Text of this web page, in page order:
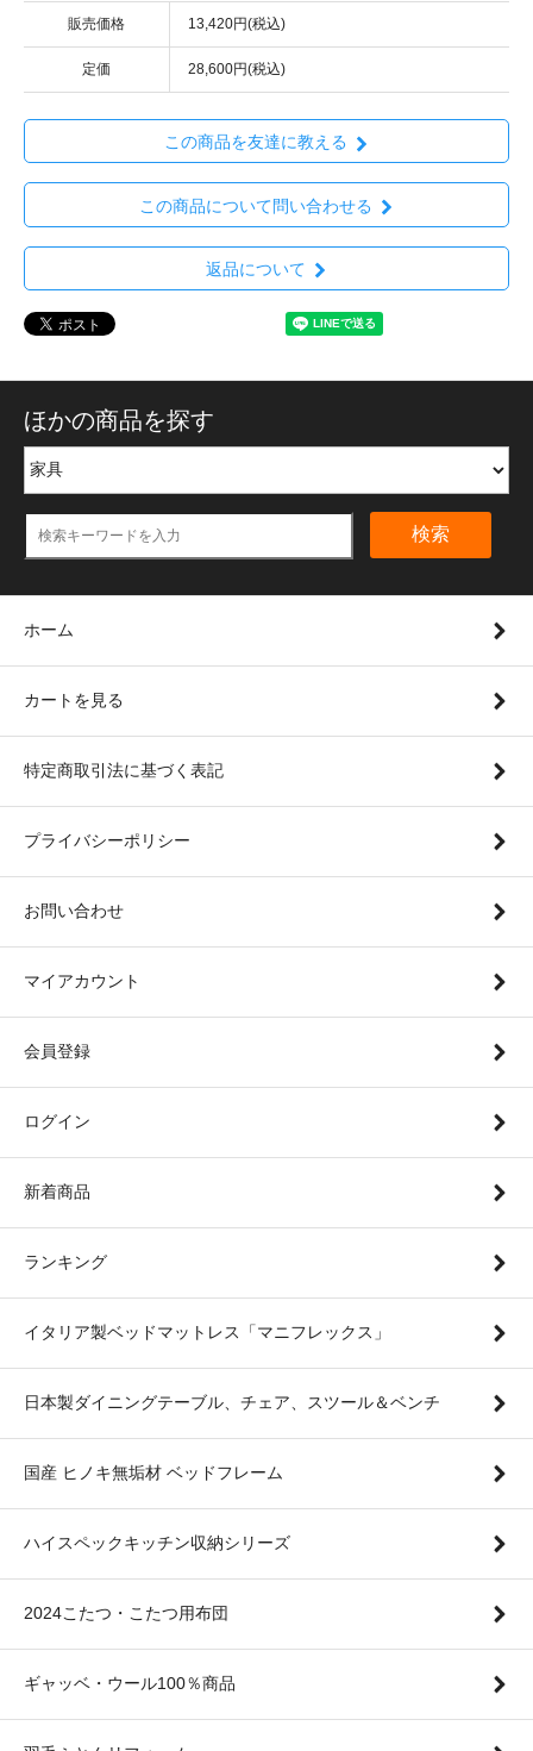
販売価格 13,420円(税込)
定価 28,600円(税込)
この商品を友達に教える
この商品について問い合わせる
返品について
ほかの商品を探す
検索
ホーム
カートを見る
特定商取引法に基づく表記
プライバシーポリシー
お問い合わせ
マイアカウント
会員登録
ログイン
新着商品
ランキング
イタリア製ベッドマットレス「マニフレックス」
日本製ダイニングテーブル、チェア、スツール＆ベンチ
国産 ヒノキ無垢材 ベッドフレーム
ハイスペックキッチン収納シリーズ
2024こたつ・こたつ用布団
ギャッベ・ウール100％商品